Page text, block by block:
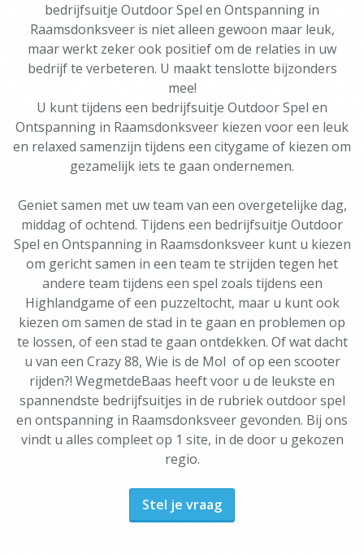
bedrijfsuitje Outdoor Spel en Ontspanning in
Raamsdonksveer is niet alleen gewoon maar leuk,
maar werkt zeker ook positief om de relaties in uw
bedrijf te verbeteren. U maakt tenslotte bijzonders
mee!
U kunt tijdens een bedrijfsuitje Outdoor Spel en
Ontspanning in Raamsdonksveer kiezen voor een leuk
en relaxed samenzijn tijdens een citygame of kiezen om
gezamelijk iets te gaan ondernemen.
Geniet samen met uw team van een overgetelijke dag,
middag of ochtend. Tijdens een bedrijfsuitje Outdoor
Spel en Ontspanning in Raamsdonksveer kunt u kiezen
om gericht samen in een team te strijden tegen het
andere team tijdens een spel zoals tijdens een
Highlandgame of een puzzeltocht, maar u kunt ook
kiezen om samen de stad in te gaan en problemen op
te lossen, of een stad te gaan ontdekken. Of wat dacht
u van een Crazy 88, Wie is de Mol of op een scooter
rijden?! WegmetdeBaas heeft voor u de leukste en
spannendste bedrijfsuitjes in de rubriek outdoor spel
en ontspanning in Raamsdonksveer gevonden. Bij ons
vindt u alles compleet op 1 site, in de door u gekozen
regio.
Stel je vraag